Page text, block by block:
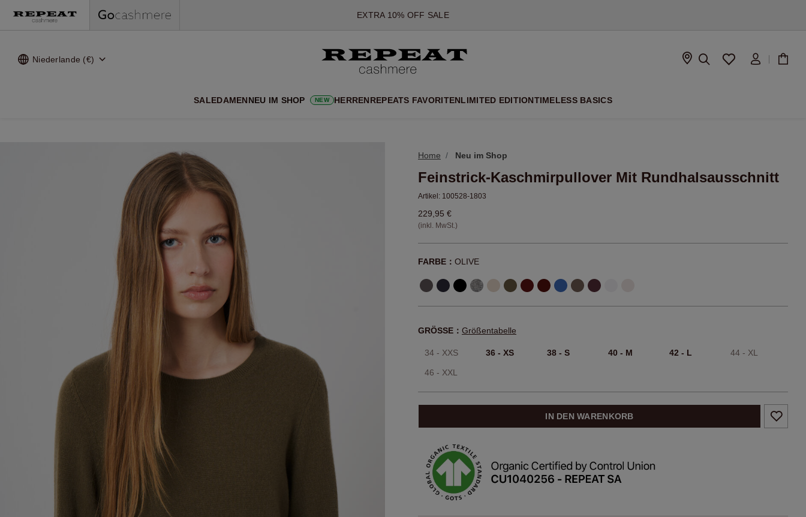
*DIESES ANGEBOT GILT BIS ZUM 12 AUGUST 2026
*GILT NICHT FÜR LIMITED EDITION
*AUSNAHMEN SIND MÖGLICH
NEUE CASHMERE-NEUHEITEN
EXTRA 10% OFF SALE
Niederlande (€)
SALEDAMENNEU IM SHOP NEW HERRENREPEATS FAVORITENLIMITED EDITIONTIMELESS BASICS
Home Neu im Shop
Feinstrick-Kaschmirpullover Mit Rundhalsausschnitt
Artikel: 100528-1803
229,95 €
(inkl. MwSt.)
FARBE： OLIVE
GRÖSSE： Größentabelle
34 - XXS 36 - XS 38 - S 40 - M 42 - L 44 - XL
46 - XXL
IN DEN WARENKORB